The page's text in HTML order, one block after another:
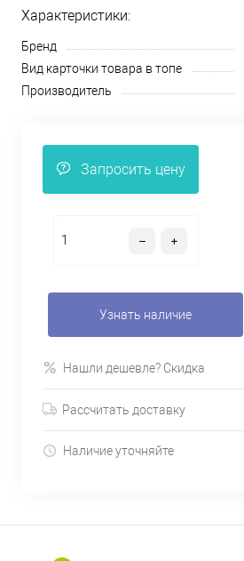
Характеристики:
Бренд
Вид карточки товара в топе
Производитель
Запросить цену
Узнать наличие
Нашли дешевле? Скидка
Рассчитать доставку
Наличие уточняйте